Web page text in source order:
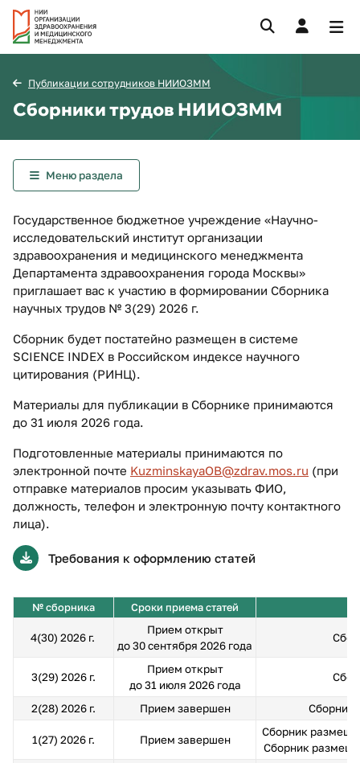
Публикации сотрудников НИИОЗММ
Сборники трудов НИИОЗММ
Меню раздела
Государственное бюджетное учреждение «Научно-
исследовательский институт организации
здравоохранения и медицинского менеджмента
Департамента здравоохранения города Москвы»
приглашает вас к участию в формировании Сборника
научных трудов № 3(29) 2026 г.
Сборник будет постатейно размещен в системе
SCIENCE INDEX в Российском индексе научного
цитирования (РИНЦ).
Материалы для публикации в Сборнике принимаются
до 31 июля 2026 года.
Подготовленные материалы принимаются по
электронной почте KuzminskayaOB@zdrav.mos.ru (при
отправке материалов просим указывать ФИО,
должность, телефон и электронную почту контактного
лица).
Требования к оформлению статей
№ сборника Сроки приема статей
4(30) 2026 г.
Прием открыт
до 30 сентября 2026 года
3(29) 2026 г.
Прием открыт
до 31 июля 2026 года
2(28) 2026 г. Прием завершен Сборник
1(27) 2026 г. Прием завершен
Сборник
Сборник